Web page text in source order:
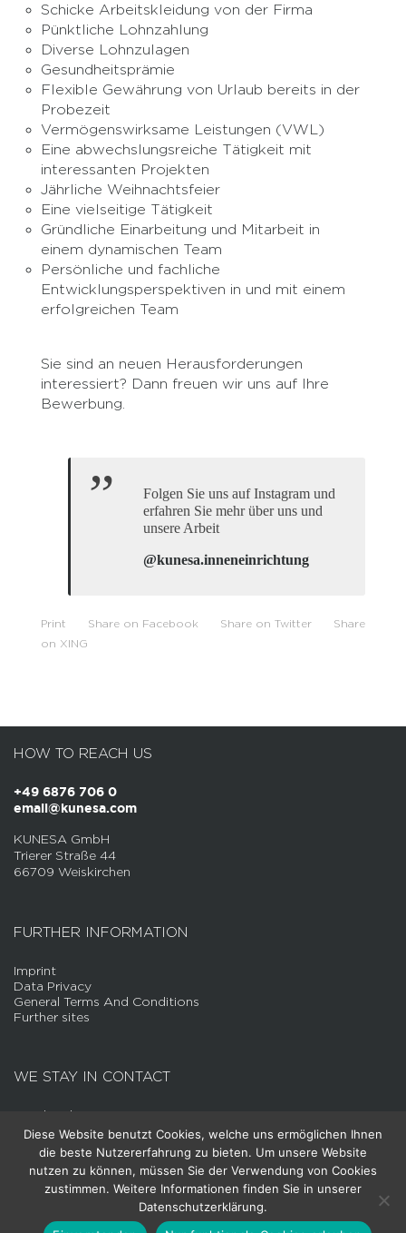
Schicke Arbeitskleidung von der Firma
Pünktliche Lohnzahlung
Diverse Lohnzulagen
Gesundheitsprämie
Flexible Gewährung von Urlaub bereits in der
Probezeit
Vermögenswirksame Leistungen (VWL)
Eine abwechslungsreiche Tätigkeit mit
interessanten Projekten
Jährliche Weihnachtsfeier
Eine vielseitige Tätigkeit
Gründliche Einarbeitung und Mitarbeit in
einem dynamischen Team
Persönliche und fachliche
Entwicklungsperspektiven in und mit einem
erfolgreichen Team
Sie sind an neuen Herausforderungen
interessiert? Dann freuen wir uns auf Ihre
Bewerbung.
Folgen Sie uns auf Instagram und
erfahren Sie mehr über uns und
unsere Arbeit
@kunesa.inneneinrichtung
Print Share on Facebook Share on Twitter
Share
on XING
HOW TO REACH US
+49 6876 706 0
email@kunesa.com
KUNESA GmbH
Trierer Straße 44
66709 Weiskirchen
FURTHER INFORMATION
Imprint
Data Privacy
General Terms And Conditions
Further sites
WE STAY IN CONTACT
Facebook
LinkedIn
YouTube
Instagram
DIREKTKONTAKT
Diese Website benutzt Cookies, welche uns ermöglichen Ihnen
die beste Nutzererfahrung zu bieten. Um unsere Website
nutzen zu können, müssen Sie der Verwendung von Cookies
zustimmen. Weitere Informationen finden Sie in unserer
Datenschutzerklärung.